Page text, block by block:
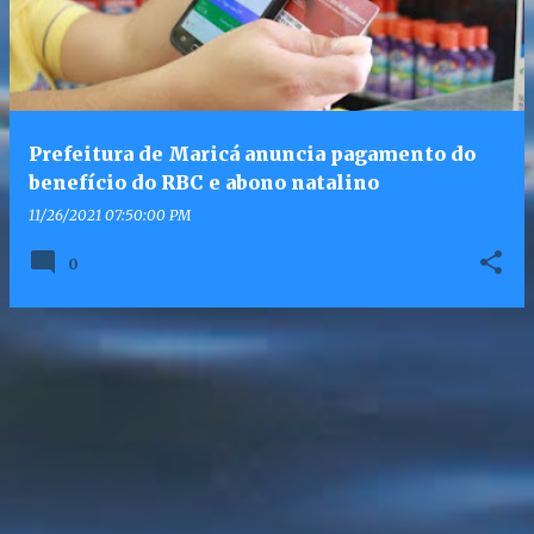
Prefeitura de Maricá anuncia pagamento do
benefício do RBC e abono natalino
11/26/2021 07:50:00 PM
0